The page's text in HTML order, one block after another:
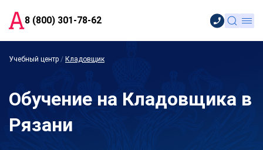
8 (800) 301-78-62
Учебный центр / Кладовщик
Обучение на Кладовщика в
Рязани